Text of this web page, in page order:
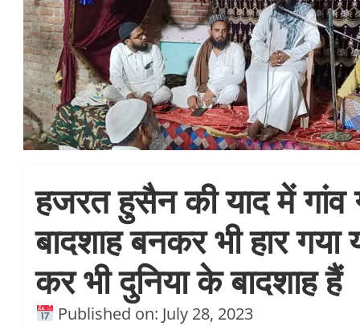
हजरत हुसैन की याद में गांव
बादशाह बनकर भी हार
कर भी दुनिया के बादशाह हैं
Published on: July 28, 2023